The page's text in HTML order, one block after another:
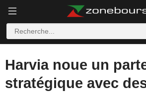
Harvia noue un
stratégique avec